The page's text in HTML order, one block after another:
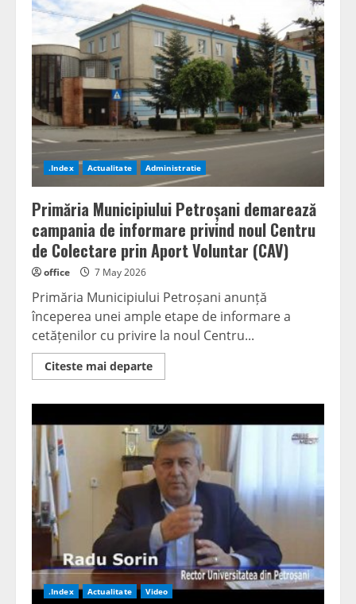
PSD
în
scandalul
Complexului
Energetic
.Index Actualitate Administratie
Primăria Municipiului Petroșani demarează
campania de informare privind noul Centru
de Colectare prin Aport Voluntar (CAV)
office 7 May 2026
Primăria Municipiului Petroșani anunță
începerea unei ample etape de informare a
cetățenilor cu privire la noul Centru...
Citeste mai departeRead
more
Petroșani
demarează
campania
de
informare
privind
noul
Centru
de
Colectare
prin
Aport
Voluntar
(CAV)
.Index Actualitate Video